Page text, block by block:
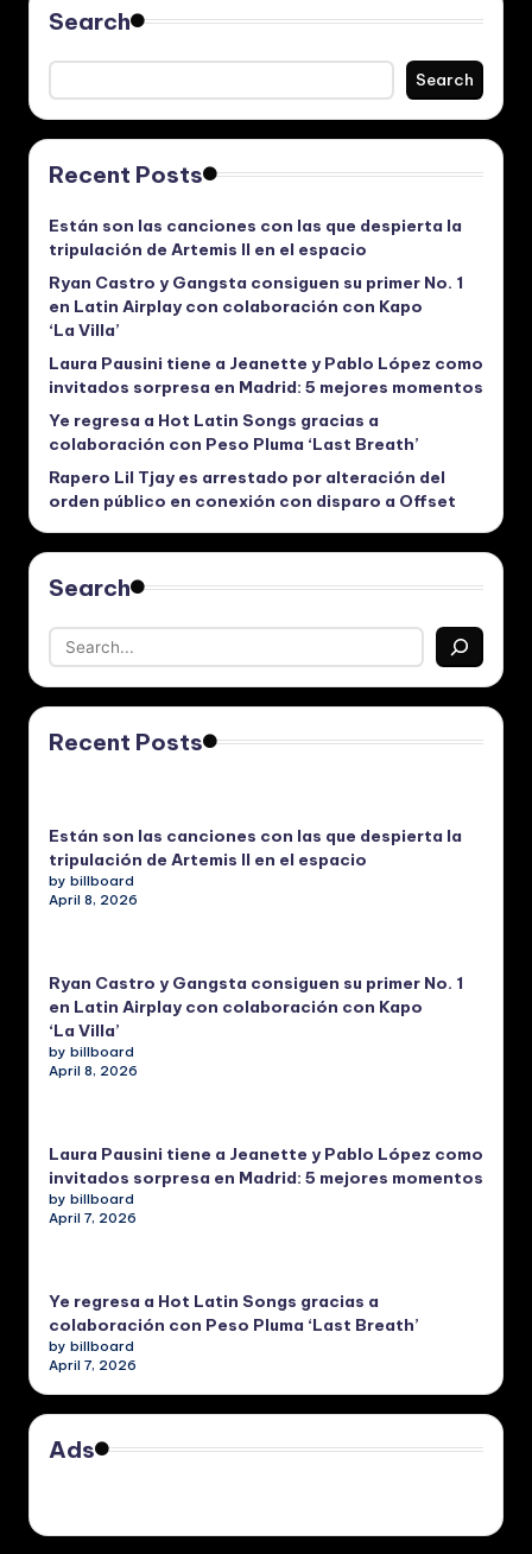
Search
Search
Recent Posts
Están son las canciones con las que despierta la
tripulación de Artemis II en el espacio
Ryan Castro y Gangsta consiguen su primer No. 1
en Latin Airplay con colaboración con Kapo
‘La Villa’
Laura Pausini tiene a Jeanette y Pablo López como
invitados sorpresa en Madrid: 5 mejores momentos
Ye regresa a Hot Latin Songs gracias a
colaboración con Peso Pluma ‘Last Breath’
Rapero Lil Tjay es arrestado por alteración del
orden público en conexión con disparo a Offset
Search
Recent Posts
Están son las canciones con las que despierta la
tripulación de Artemis II en el espacio
by billboard
April 8, 2026
Ryan Castro y Gangsta consiguen su primer No. 1
en Latin Airplay con colaboración con Kapo
‘La Villa’
by billboard
April 8, 2026
Laura Pausini tiene a Jeanette y Pablo López como
invitados sorpresa en Madrid: 5 mejores momentos
by billboard
April 7, 2026
Ye regresa a Hot Latin Songs gracias a
colaboración con Peso Pluma ‘Last Breath’
by billboard
April 7, 2026
Ads